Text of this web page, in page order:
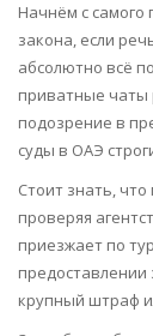
Начнём с самого
закона, если
абсолютно всё
приватные чаты
подозрение в
суды в ОАЭ
Стоит знать,
проверяя
приезжает по
крупный штраф